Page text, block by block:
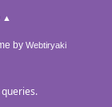
▲
by Webtiryaki